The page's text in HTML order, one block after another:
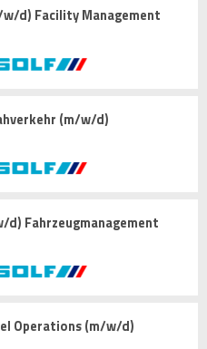
d) Facility Management
(m/w/d)
Fahrzeugmanagement
Operations (m/w/d)